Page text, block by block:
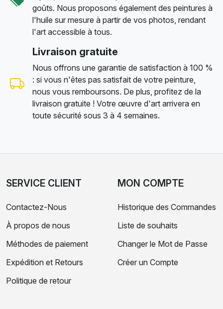
goûts. Nous proposons également des peintures à
l'huile sur mesure à partir de vos photos, rendant
l'art accessible à tous.
Livraison gratuite
Nous offrons une garantie de satisfaction à 100 %
: si vous n'êtes pas satisfait de votre peinture,
nous vous remboursons. De plus, profitez de la
livraison gratuite ! Votre œuvre d'art arrivera en
toute sécurité sous 3 à 4 semaines.
SERVICE CLIENT
Contactez-Nous
À propos de nous
Méthodes de paiement
Expédition et Retours
Politique de retour
MON COMPTE
Historique des Commandes
Liste de souhaits
Changer le Mot de Passe
Créer un Compte